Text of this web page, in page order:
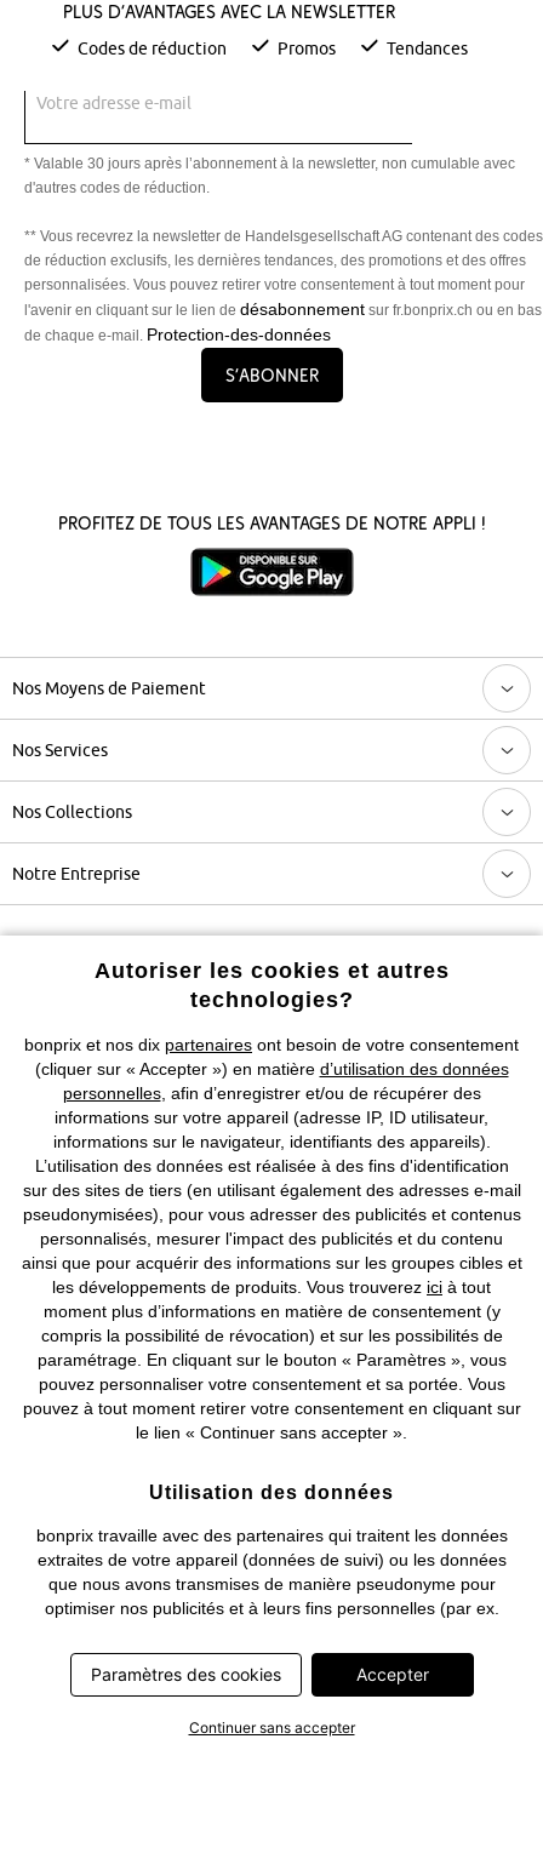
Plus d’avantages avec la newsletter
Codes de réduction Promos Tendances
Votre adresse e-mail
* Valable 30 jours après l’abonnement à la newsletter, non cumulable avec
d'autres codes de réduction.
** Vous recevrez la newsletter de Handelsgesellschaft AG contenant des codes
de réduction exclusifs, les dernières tendances, des promotions et des offres
personnalisées. Vous pouvez retirer votre consentement à tout moment pour
l'avenir en cliquant sur le lien de désabonnement sur fr.bonprix.ch ou en bas
de chaque e-mail. Protection-des-données
S’abonner
Profitez de tous les avantages de notre appli !
Nos Moyens de Paiement
Nos Services
Nos Collections
Notre Entreprise
Prix indiqués TVA comprise avec en susfrais de port & de service
CGV Données personnelles Paramètres des cookies
Mentions légales Résilier le contrat
©2026 bonprix.Tous droits réservés.
Deutsch Français
Autoriser les cookies et autres
technologies?
bonprix et nos dix partenaires ont besoin de votre consentement
(cliquer sur « Accepter ») en matière d’utilisation des données
personnelles, afin d’enregistrer et/ou de récupérer des
informations sur votre appareil (adresse IP, ID utilisateur,
informations sur le navigateur, identifiants des appareils).
L’utilisation des données est réalisée à des fins d'identification
sur des sites de tiers (en utilisant également des adresses e-mail
pseudonymisées), pour vous adresser des publicités et contenus
personnalisés, mesurer l'impact des publicités et du contenu
ainsi que pour acquérir des informations sur les groupes cibles et
les développements de produits. Vous trouverez ici à tout
moment plus d’informations en matière de consentement (y
compris la possibilité de révocation) et sur les possibilités de
paramétrage. En cliquant sur le bouton « Paramètres », vous
pouvez personnaliser votre consentement et sa portée. Vous
pouvez à tout moment retirer votre consentement en cliquant sur
le lien « Continuer sans accepter ».
Utilisation des données
bonprix travaille avec des partenaires qui traitent les données
extraites de votre appareil (données de suivi) ou les données
que nous avons transmises de manière pseudonyme pour
optimiser nos publicités et à leurs fins personnelles (par ex.
cadre, non seulement la collecte des données de suivi ou la
transmission de vos données pseudonymisées mais également
nécessitent un consentement. Les données de suivi seront alors
Paramètres des cookies Accepter
Continuer sans accepter